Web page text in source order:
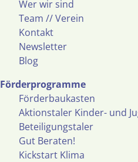
Wer wir sind
Team // Verein
Kontakt
Newsletter
Blog
Förderprogramme
Förderbaukasten
Aktionstaler Kinder- und
Beteiligungstaler
Gut Beraten!
Kickstart Klima